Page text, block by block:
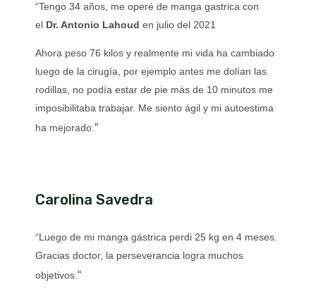
“Tengo 34 años, me operé de manga gastrica con
el Dr. Antonio Lahoud en julio del 2021
Ahora peso 76 kilos y realmente mi vida ha cambiado
luego de la cirugía, por ejemplo antes me dolían las
rodillas, no podía estar de pie más de 10 minutos me
imposibilitaba trabajar. Me siento ágil y mi autoestima
ha mejorado. “
Carolina Savedra
“Luego de mi manga gástrica perdi 25 kg en 4 meses.
Gracias doctor, la perseverancia logra muchos
objetivos. “